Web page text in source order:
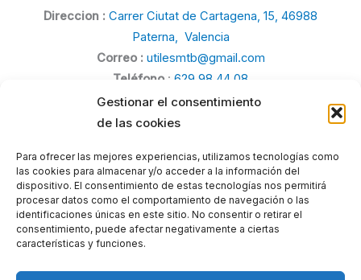
Gestionar el consentimiento
de las cookies
Para ofrecer las mejores experiencias, utilizamos tecnologías como
las cookies para almacenar y/o acceder a la información del
dispositivo. El consentimiento de estas tecnologías nos permitirá
procesar datos como el comportamiento de navegación o las
identificaciones únicas en este sitio. No consentir o retirar el
consentimiento, puede afectar negativamente a ciertas
características y funciones.
Direccion : Carrer Ciutat de Cartagena, 15, 46988
Paterna, Valencia
Correo : utilesmtb@gmail.com
Teléfono: 629 98 44 08
Politica de Privacidad
Politica de Cookies
Aviso legal